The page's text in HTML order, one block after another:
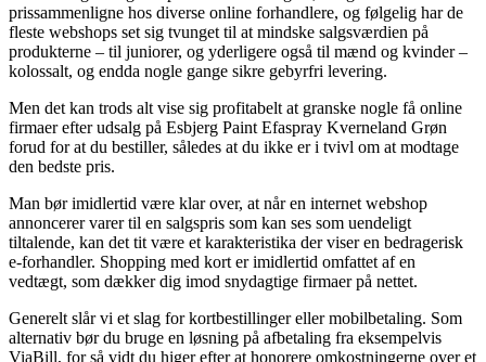
prissammenligne hos diverse online forhandlere, og følgelig har de
fleste webshops set sig tvunget til at mindske salgsværdien på
produkterne – til juniorer, og yderligere også til mænd og kvinder –
kolossalt, og endda nogle gange sikre gebyrfri levering.
Men det kan trods alt vise sig profitabelt at granske nogle få online
firmaer efter udsalg på Esbjerg Paint Efaspray Kverneland Grøn
forud for at du bestiller, således at du ikke er i tvivl om at modtage
den bedste pris.
Man bør imidlertid være klar over, at når en internet webshop
annoncerer varer til en salgspris som kan ses som uendeligt
tiltalende, kan det tit være et karakteristika der viser en bedragerisk
e-forhandler. Shopping med kort er imidlertid omfattet af en
vedtægt, som dækker dig imod snydagtige firmaer på nettet.
Generelt slår vi et slag for kortbestillinger eller mobilbetaling. Som
alternativ bør du bruge en løsning på afbetaling fra eksempelvis
ViaBill, for så vidt du higer efter at honorere omkostningerne over et